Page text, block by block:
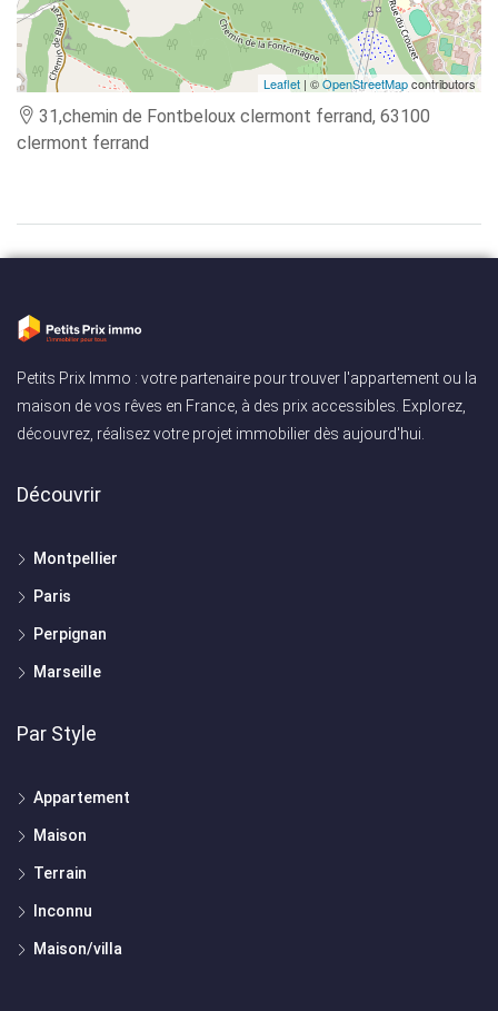
Leaflet | ©OpenStreetMapcontributors
31,chemin de Fontbeloux clermont ferrand, 63100
clermont ferrand
Petits Prix Immo : votre partenaire pour trouver l'appartement ou la
maison de vos rêves en France, à des prix accessibles. Explorez,
découvrez, réalisez votre projet immobilier dès aujourd'hui.
Découvrir
Montpellier
Paris
Perpignan
Marseille
Par Style
Appartement
Maison
Terrain
Inconnu
Maison/villa